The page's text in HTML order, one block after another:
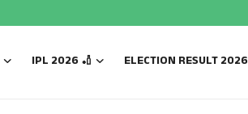
IPL 2026 🏏 ELECTION RESULT 2026